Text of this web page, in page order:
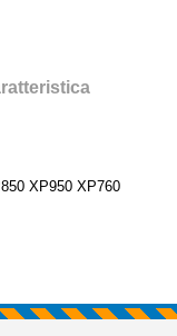
XP950 XP760